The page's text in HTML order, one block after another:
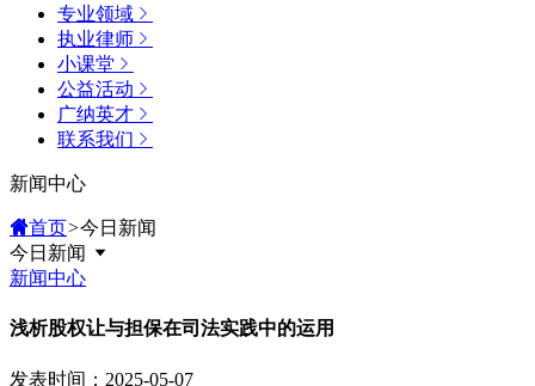
专业领域
执业律师
小课堂
公益活动
广纳英才
联系我们
新闻中心
首页>今日新闻
今日新闻
新闻中心
浅析股权让与担保在司法实践中的运用
发表时间：2025-05-07